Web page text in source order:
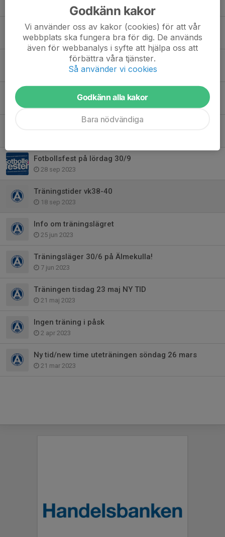
24 sep 2024
Föräldramöte med fokus på Gothia
17 sep 2024
Sommaruppehåll F12
Fotbollsfest på lördag 30/9
28 sep 2023
Träningstider vk38-40
18 sep 2023
Info om träningslägret
25 jun 2023
Träningsläger 30/6 på Älmekulla!
7 jun 2023
Träningen tisdag 23 maj NY TID
21 maj 2023
Ingen träning i påsk
2 apr 2023
Ny tid/new time uteträningen söndag 26 mars
21 mar 2023
Godkänn kakor
Vi använder oss av kakor (cookies) för att vår
webbplats ska fungera bra för dig. De används
även för webbanalys i syfte att hjälpa oss att
förbättra våra tjänster.
Så använder vi cookies
Godkänn alla kakor
Bara nödvändiga